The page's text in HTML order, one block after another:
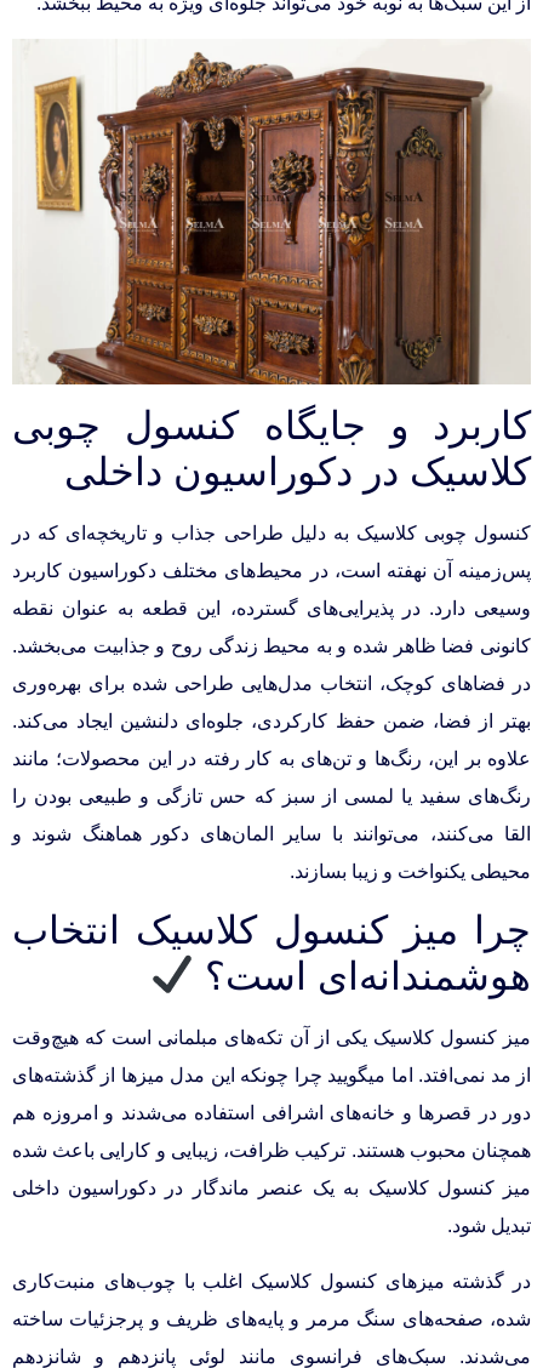
کاربرد و جایگاه کنسول چوبی
کلاسیک در دکوراسیون داخلی
کنسول چوبی کلاسیک به دلیل طراحی جذاب و تاریخچه‌ای که در
پس‌زمینه آن نهفته است، در محیط‌های مختلف دکوراسیون کاربرد
وسیعی دارد. در پذیرایی‌های گسترده، این قطعه به عنوان نقطه
کانونی فضا ظاهر شده و به محیط زندگی روح و جذابیت می‌بخشد.
در فضاهای کوچک، انتخاب مدل‌هایی طراحی شده برای بهره‌وری
بهتر از فضا، ضمن حفظ کارکردی، جلوه‌ای دلنشین ایجاد می‌کند.
علاوه بر این، رنگ‌ها و تن‌های به کار رفته در این محصولات؛ مانند
رنگ‌های سفید یا لمسی از سبز که حس تازگی و طبیعی بودن را
القا می‌کنند، می‌توانند با سایر المان‌های دکور هماهنگ شوند و
محیطی یکنواخت و زیبا بسازند.
چرا میز کنسول کلاسیک انتخاب
هوشمندانه‌ای است؟
میز کنسول کلاسیک یکی از آن تکه‌های مبلمانی است که هیچ‌وقت
از مد نمی‌افتد. اما میگویید چرا چونکه این مدل میزها از گذشته‌های
دور در قصرها و خانه‌های اشرافی استفاده می‌شدند و امروزه هم
همچنان محبوب هستند. ترکیب ظرافت، زیبایی و کارایی باعث شده
میز کنسول کلاسیک به یک عنصر ماندگار در دکوراسیون داخلی
تبدیل شود.
در گذشته میزهای کنسول کلاسیک اغلب با چوب‌های منبت‌کاری
شده، صفحه‌های سنگ مرمر و پایه‌های ظریف و پرجزئیات ساخته
می‌شدند. سبک‌های فرانسوی مانند لوئی پانزدهم و شانزدهم